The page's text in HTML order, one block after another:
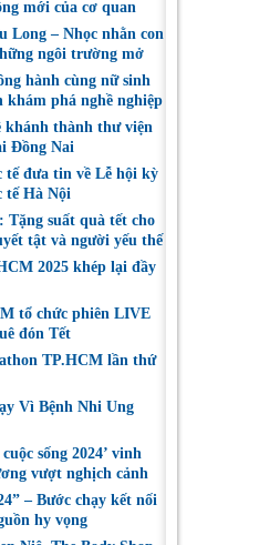
mới của cơ quan
Long – Nhọc nhằn con
ngôi trường mở
hành cùng nữ sinh
phá nghề nghiệp
khánh thành thư viện
Đồng Nai
tế đưa tin về Lễ hội kỳ
tế Hà Nội
Tặng suất quà tết cho
tật và người yếu thế
2025 khép lại đầy
tổ chức phiên LIVE
đón Tết
TP.HCM lần thứ
Vì Bệnh Nhi Ung
sống 2024’ vinh
vượt nghịch cảnh
– Bước chạy kết nối
hy vọng